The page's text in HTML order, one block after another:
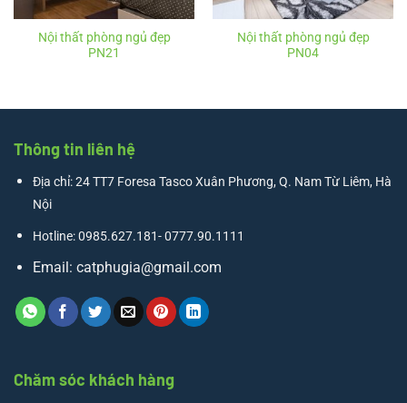
Nội thất phòng ngủ đẹp
PN21
Nội thất phòng ngủ đẹp
PN04
Thông tin liên hệ
Địa chỉ: 24 TT7 Foresa Tasco Xuân Phương, Q. Nam Từ Liêm, Hà
Nội
Hotline: 0985.627.181- 0777.90.1111
Email: catphugia@gmail.com
Chăm sóc khách hàng